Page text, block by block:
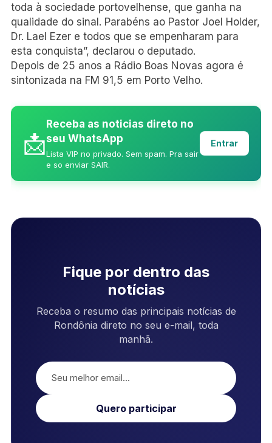
toda à sociedade portovelhense, que ganha na
qualidade do sinal. Parabéns ao Pastor Joel Holder,
Dr. Lael Ezer e todos que se empenharam para
esta conquista”, declarou o deputado.
Depois de 25 anos a Rádio Boas Novas agora é
sintonizada na FM 91,5 em Porto Velho.
📩
Receba as noticias direto no
seu WhatsApp
Lista VIP no privado. Sem spam. Pra sair
e so enviar SAIR.
Entrar
Fique por dentro das
notícias
Receba o resumo das principais notícias de
Rondônia direto no seu e-mail, toda
manhã.
Quero participar